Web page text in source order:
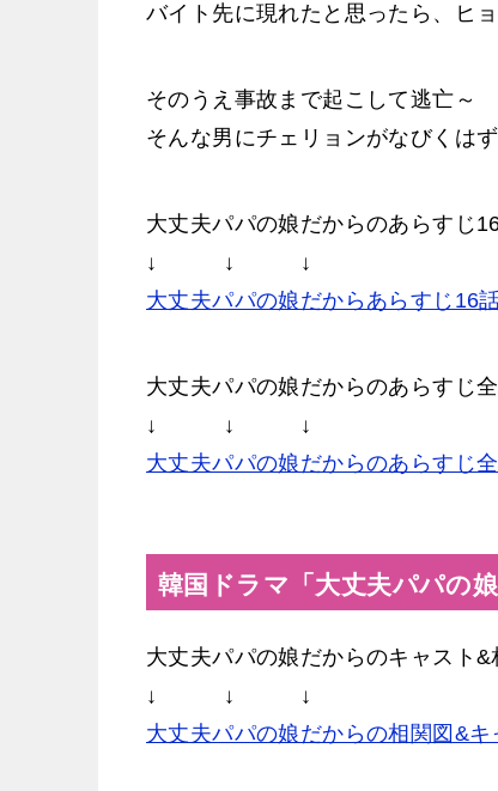
バイト先に現れたと思ったら、ヒ
そのうえ事故まで起こして逃亡～
そんな男にチェリョンがなびくは
大丈夫パパの娘だからのあらすじ
↓ ↓ ↓
大丈夫パパの娘だからあらすじ16
大丈夫パパの娘だからのあらすじ
↓ ↓ ↓
大丈夫パパの娘だからのあらすじ
韓国ドラマ「大丈夫パパの
大丈夫パパの娘だからのキャスト&
↓ ↓ ↓
大丈夫パパの娘だからの相関図&キ